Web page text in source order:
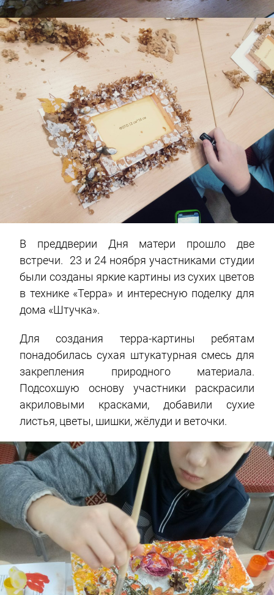
В преддверии Дня матери прошло две
встречи. 23 и 24 ноября участниками студии
были созданы яркие картины из сухих цветов
в технике «Терра» и интересную поделку для
дома «Штучка».
Для создания терра-картины ребятам
понадобилась сухая штукатурная смесь для
закрепления природного материала.
Подсохшую основу участники раскрасили
акриловыми красками, добавили сухие
листья, цветы, шишки, жёлуди и веточки.